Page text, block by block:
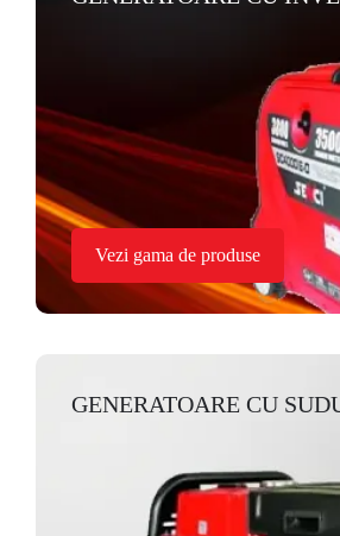
Vezi gama de produse
GENERATOARE CU